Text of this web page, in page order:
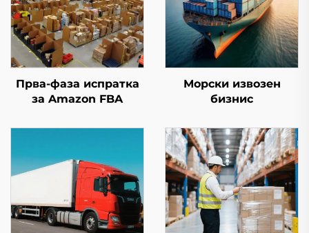
Прва-фаза испратка
за Amazon FBA
Морски извозен
бизнис